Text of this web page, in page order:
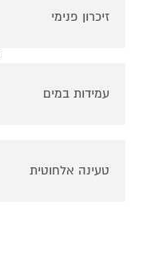
זיכרון פנימי
עמידות במים
טעינה אלחוטית